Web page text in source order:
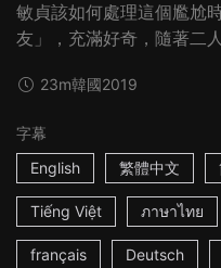
敏貞該如何處理這個尷尬
友」，充滿好奇，隨著二
23m韓國2019
字幕
English
繁體中文
Tiếng Việt ภาษาไทย
français Deutsch